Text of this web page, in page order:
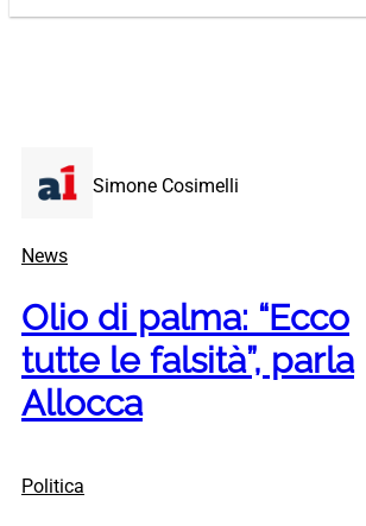
Simone Cosimelli
News
Olio di palma: “Ecco
tutte le falsità”, parla
Allocca
Politica